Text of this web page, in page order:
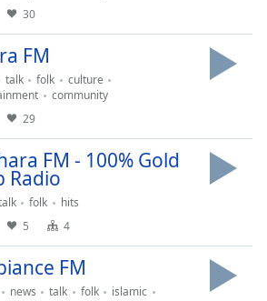
30
FM
talk folk
culture
community
29
FM - 100% Gold
Radio
folk
hits
5 4
FM
news talk folk
islamic